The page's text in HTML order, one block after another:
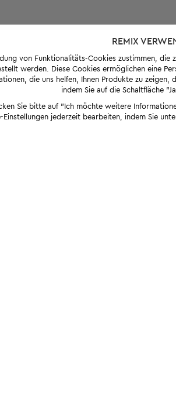
REMIX
von Funktionalitäts-Cookies zustimmen,
werden. Diese Cookies ermöglichen eine
die uns helfen, Ihnen Produkte zu zeigen,
indem Sie auf die Schaltfläche
Sie bitte auf "Ich möchte weitere
Einstellungen jederzeit bearbeiten, indem Sie